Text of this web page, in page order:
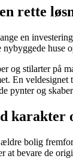
rette
en
huse
og stilarter på
En
pynter og
karakter
bolig
at bevare de